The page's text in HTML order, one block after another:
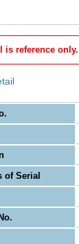
is reference only.
of Serial